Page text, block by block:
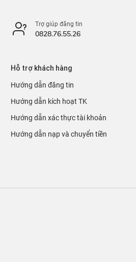
Trợ giúp đăng tin
0828.76.55.26
Hỗ trợ khách hàng
Hướng dẫn đăng tin
Hướng dẫn kích hoạt TK
Hướng dẫn xác thực tài khoản
Hướng dẫn nạp và chuyển tiền